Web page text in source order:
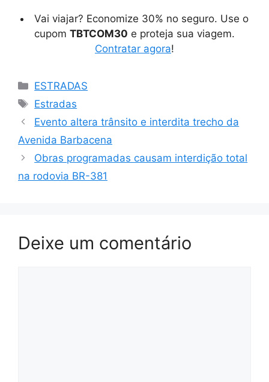
Vai viajar? Economize 30% no seguro. Use o
cupom TBTCOM30 e proteja sua viagem.
Contratar agora!
Categorias
ESTRADAS
Tags
Estradas
Evento altera trânsito e interdita trecho da
Avenida Barbacena
Obras programadas causam interdição total
na rodovia BR-381
Deixe um comentário